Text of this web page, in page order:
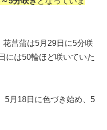
菖蒲は5月29日に5分咲
には50輪ほど咲いていた
5月18日に色づき始め、5